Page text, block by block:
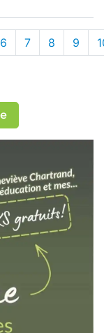
6 7 8 9